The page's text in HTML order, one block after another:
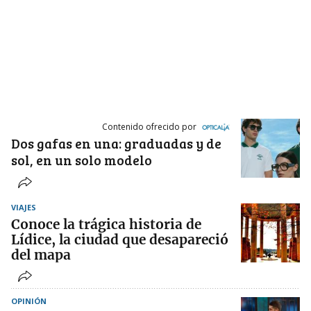
Contenido ofrecido por
Dos gafas en una: graduadas y de
sol, en un solo modelo
VIAJES
Conoce la trágica historia de
Lídice, la ciudad que desapareció
del mapa
OPINIÓN